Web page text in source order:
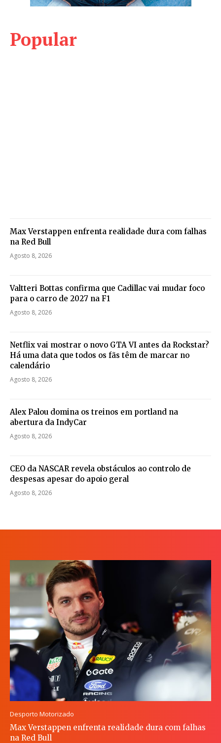
Popular
Max Verstappen enfrenta realidade dura com falhas
na Red Bull
Agosto 8, 2026
Valtteri Bottas confirma que Cadillac vai mudar foco
para o carro de 2027 na F1
Agosto 8, 2026
Netflix vai mostrar o novo GTA VI antes da Rockstar?
Há uma data que todos os fãs têm de marcar no
calendário
Agosto 8, 2026
Alex Palou domina os treinos em portland na
abertura da IndyCar
Agosto 8, 2026
CEO da NASCAR revela obstáculos ao controlo de
despesas apesar do apoio geral
Agosto 8, 2026
Desporto Motorizado
Max Verstappen enfrenta realidade dura com falhas
na Red Bull